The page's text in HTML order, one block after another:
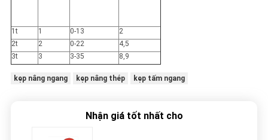
1t 1 0-13
2
2t
2 0-22
4,5
3t
3 3-35 8,9
kẹp nâng ngang kẹp nâng thép kẹp tấm ngang
Nhận giá tốt nhất cho